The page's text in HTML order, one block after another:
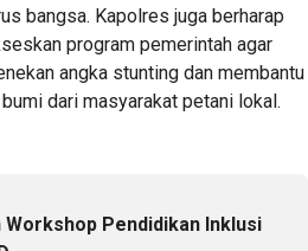
bangsa. Kapolres juga berharap
program pemerintah agar
angka stunting dan membantu
dari masyarakat petani lokal.
Workshop Pendidikan Inklusi